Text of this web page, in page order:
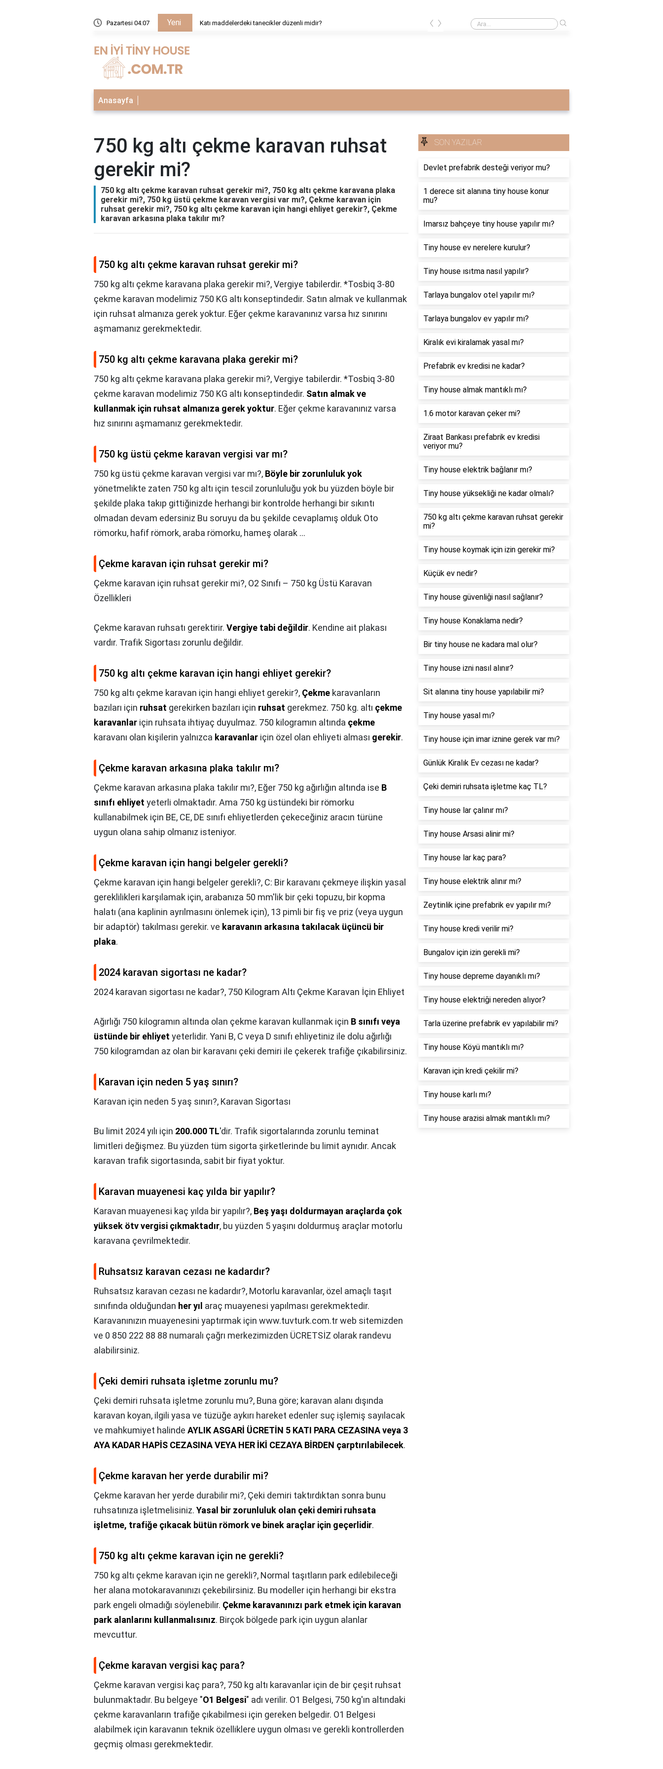
Pazartesi 04:07 Yeni Katı maddelerdeki tanecikler düzenli midir? Katı maddelerdeki tanecikler düzenli midir?
‹ ›
Anasayfa
750 kg altı çekme karavan ruhsat
gerekir mi?
750 kg altı çekme karavan ruhsat gerekir mi?, 750 kg altı çekme karavana plaka
gerekir mi?, 750 kg üstü çekme karavan vergisi var mı?, Çekme karavan için
ruhsat gerekir mi?, 750 kg altı çekme karavan için hangi ehliyet gerekir?, Çekme
karavan arkasına plaka takılır mı?
750 kg altı çekme karavan ruhsat gerekir mi?
750 kg altı çekme karavana plaka gerekir mi?, Vergiye tabilerdir. *Tosbiq 3-80
çekme karavan modelimiz 750 KG altı konseptindedir. Satın almak ve kullanmak
için ruhsat almanıza gerek yoktur. Eğer çekme karavanınız varsa hız sınırını
aşmamanız gerekmektedir.
750 kg altı çekme karavana plaka gerekir mi?
750 kg altı çekme karavana plaka gerekir mi?,Vergiye tabilerdir. *Tosbiq 3-80
çekme karavan modelimiz 750 KG altı konseptindedir. Satın almak ve
kullanmak için ruhsat almanıza gerek yoktur. Eğer çekme karavanınız varsa
hız sınırını aşmamanız gerekmektedir.
750 kg üstü çekme karavan vergisi var mı?
750 kg üstü çekme karavan vergisi var mı?, Böyle bir zorunluluk yok
yönetmelikte zaten 750 kg altı için tescil zorunluluğu yok bu yüzden böyle bir
şekilde plaka takıp gittiğinizde herhangi bir kontrolde herhangi bir sıkıntı
olmadan devam edersiniz Bu soruyu da bu şekilde cevaplamış olduk Oto
römorku, hafif römork, araba römorku, hameş olarak ...
Çekme karavan için ruhsat gerekir mi?
Çekme karavan için ruhsat gerekir mi?, O2 Sınıfı – 750 kg Üstü Karavan
Özellikleri
Çekme karavan ruhsatı gerektirir. Vergiye tabi değildir. Kendine ait plakası
vardır. Trafik Sigortası zorunlu değildir.
750 kg altı çekme karavan için hangi ehliyet gerekir?
750 kg altı çekme karavan için hangi ehliyet gerekir?, Çekme karavanların
bazıları için ruhsat gerekirken bazıları için ruhsat gerekmez. 750 kg. altı çekme
karavanlar için ruhsata ihtiyaç duyulmaz. 750 kilogramın altında çekme
karavanı olan kişilerin yalnızca karavanlar için özel olan ehliyeti alması gerekir.
Çekme karavan arkasına plaka takılır mı?
Çekme karavan arkasına plaka takılır mı?, Eğer 750 kg ağırlığın altında ise B
sınıfı ehliyet yeterli olmaktadır. Ama 750 kg üstündeki bir römorku
kullanabilmek için BE, CE, DE sınıfı ehliyetlerden çekeceğiniz aracın türüne
uygun olana sahip olmanız isteniyor.
Çekme karavan için hangi belgeler gerekli?
Çekme karavan için hangi belgeler gerekli?, C: Bir karavanı çekmeye ilişkin yasal
gereklilikleri karşılamak için, arabanıza 50 mm'lik bir çeki topuzu, bir kopma
halatı (ana kaplinin ayrılmasını önlemek için), 13 pimli bir fiş ve priz (veya uygun
bir adaptör) takılması gerekir. ve karavanın arkasına takılacak üçüncü bir
plaka.
2024 karavan sigortası ne kadar?
2024 karavan sigortası ne kadar?, 750 Kilogram Altı Çekme Karavan İçin Ehliyet
Ağırlığı 750 kilogramın altında olan çekme karavan kullanmak için B sınıfı veya
üstünde bir ehliyet yeterlidir. Yani B, C veya D sınıfı ehliyetiniz ile dolu ağırlığı
750 kilogramdan az olan bir karavanı çeki demiri ile çekerek trafiğe çıkabilirsiniz.
Karavan için neden 5 yaş sınırı?
Karavan için neden 5 yaş sınırı?, Karavan Sigortası
Bu limit 2024 yılı için 200.000 TL'dir. Trafik sigortalarında zorunlu teminat
limitleri değişmez. Bu yüzden tüm sigorta şirketlerinde bu limit aynıdır. Ancak
karavan trafik sigortasında, sabit bir fiyat yoktur.
Karavan muayenesi kaç yılda bir yapılır?
Karavan muayenesi kaç yılda bir yapılır?, Beş yaşı doldurmayan araçlarda çok
yüksek ötv vergisi çıkmaktadır, bu yüzden 5 yaşını doldurmuş araçlar motorlu
karavana çevrilmektedir.
Ruhsatsız karavan cezası ne kadardır?
Ruhsatsız karavan cezası ne kadardır?, Motorlu karavanlar, özel amaçlı taşıt
sınıfında olduğundan her yıl araç muayenesi yapılması gerekmektedir.
Karavanınızın muayenesini yaptırmak için www.tuvturk.com.tr web sitemizden
ve 0 850 222 88 88 numaralı çağrı merkezimizden ÜCRETSİZ olarak randevu
alabilirsiniz.
Çeki demiri ruhsata işletme zorunlu mu?
Çeki demiri ruhsata işletme zorunlu mu?, Buna göre; karavan alanı dışında
karavan koyan, ilgili yasa ve tüzüğe aykırı hareket edenler suç işlemiş sayılacak
ve mahkumiyet halinde AYLIK ASGARİ ÜCRETİN 5 KATI PARA CEZASINA veya 3
AYA KADAR HAPİS CEZASINA VEYA HER İKİ CEZAYA BİRDEN çarptırılabilecek.
Çekme karavan her yerde durabilir mi?
Çekme karavan her yerde durabilir mi?, Çeki demiri taktırdıktan sonra bunu
ruhsatınıza işletmelisiniz. Yasal bir zorunluluk olan çeki demiri ruhsata
işletme, trafiğe çıkacak bütün römork ve binek araçlar için geçerlidir.
750 kg altı çekme karavan için ne gerekli?
750 kg altı çekme karavan için ne gerekli?, Normal taşıtların park edilebileceği
her alana motokaravanınızı çekebilirsiniz. Bu modeller için herhangi bir ekstra
park engeli olmadığı söylenebilir. Çekme karavanınızı park etmek için karavan
park alanlarını kullanmalısınız. Birçok bölgede park için uygun alanlar
mevcuttur.
Çekme karavan vergisi kaç para?
Çekme karavan vergisi kaç para?, 750 kg altı karavanlar için de bir çeşit ruhsat
bulunmaktadır. Bu belgeye "O1 Belgesi" adı verilir. O1 Belgesi, 750 kg'ın altındaki
çekme karavanların trafiğe çıkabilmesi için gereken belgedir. O1 Belgesi
alabilmek için karavanın teknik özelliklere uygun olması ve gerekli kontrollerden
geçmiş olması gerekmektedir.
SON YAZILAR
Devlet prefabrik desteği veriyor mu?
1 derece sit alanına tiny house konur
mu?
Imarsız bahçeye tiny house yapılır mı?
Tiny house ev nerelere kurulur?
Tiny house ısıtma nasıl yapılır?
Tarlaya bungalov otel yapılır mı?
Tarlaya bungalov ev yapılır mı?
Kiralık evi kiralamak yasal mı?
Prefabrik ev kredisi ne kadar?
Tiny house almak mantıklı mı?
1.6 motor karavan çeker mi?
Ziraat Bankası prefabrik ev kredisi
veriyor mu?
Tiny house elektrik bağlanır mı?
Tiny house yüksekliği ne kadar olmalı?
750 kg altı çekme karavan ruhsat gerekir
mi?
Tiny house koymak için izin gerekir mi?
Küçük ev nedir?
Tiny house güvenliği nasıl sağlanır?
Tiny house Konaklama nedir?
Bir tiny house ne kadara mal olur?
Tiny house izni nasıl alınır?
Sit alanına tiny house yapılabilir mi?
Tiny house yasal mı?
Tiny house için imar iznine gerek var mı?
Günlük Kiralık Ev cezası ne kadar?
Çeki demiri ruhsata işletme kaç TL?
Tiny house lar çalınır mı?
Tiny house Arsasi alinir mi?
Tiny house lar kaç para?
Tiny house elektrik alınır mı?
Zeytinlik içine prefabrik ev yapılır mı?
Tiny house kredi verilir mi?
Bungalov için izin gerekli mi?
Tiny house depreme dayanıklı mı?
Tiny house elektriği nereden alıyor?
Tarla üzerine prefabrik ev yapılabilir mi?
Tiny house Köyü mantıklı mı?
Karavan için kredi çekilir mi?
Tiny house karlı mı?
Tiny house arazisi almak mantıklı mı?